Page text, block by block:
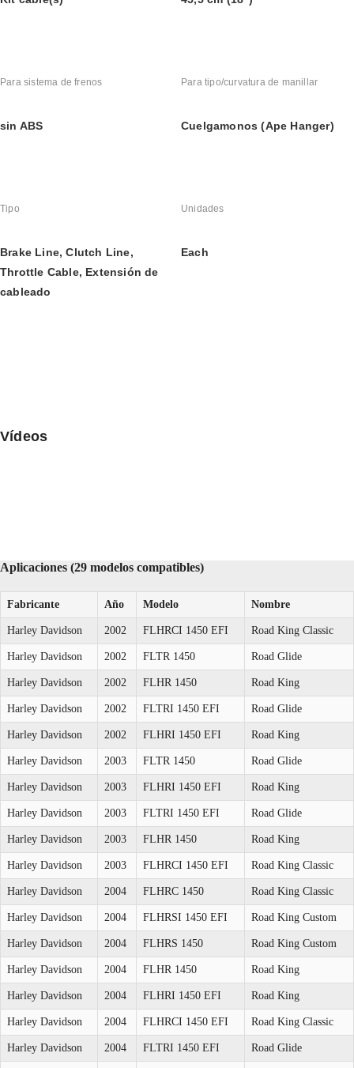
Para sistema de frenos
sin ABS
Para tipo/curvatura de manillar
Cuelgamonos (Ape Hanger)
Tipo
Brake Line, Clutch Line,
Throttle Cable, Extensión de
cableado
Unidades
Each
Vídeos
Aplicaciones (29 modelos compatibles)
Fabricante Año Modelo Nombre
Harley Davidson 2002 FLHRCI 1450 EFI Road King Classic
Harley Davidson 2002 FLTR 1450 Road Glide
Harley Davidson 2002 FLHR 1450 Road King
Harley Davidson 2002 FLTRI 1450 EFI Road Glide
Harley Davidson 2002 FLHRI 1450 EFI Road King
Harley Davidson 2003 FLTR 1450 Road Glide
Harley Davidson 2003 FLHRI 1450 EFI Road King
Harley Davidson 2003 FLTRI 1450 EFI Road Glide
Harley Davidson 2003 FLHR 1450 Road King
Harley Davidson 2003 FLHRCI 1450 EFI Road King Classic
Harley Davidson 2004 FLHRC 1450 Road King Classic
Harley Davidson 2004 FLHRSI 1450 EFI Road King Custom
Harley Davidson 2004 FLHRS 1450 Road King Custom
Harley Davidson 2004 FLHR 1450 Road King
Harley Davidson 2004 FLHRI 1450 EFI Road King
Harley Davidson 2004 FLHRCI 1450 EFI Road King Classic
Harley Davidson 2004 FLTRI 1450 EFI Road Glide